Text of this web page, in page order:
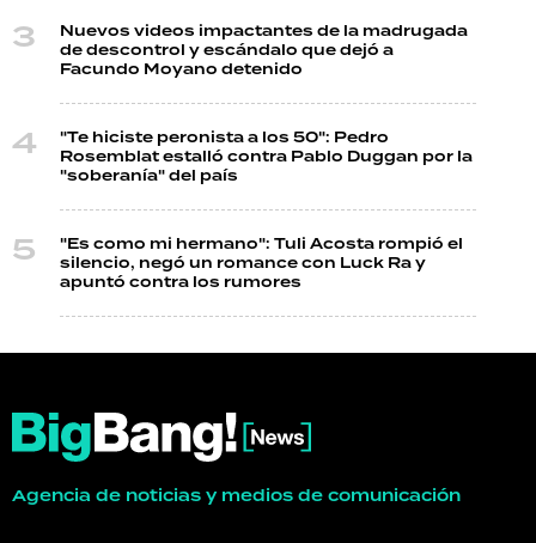
Nuevos videos impactantes de la madrugada
de descontrol y escándalo que dejó a
Facundo Moyano detenido
"Te hiciste peronista a los 50": Pedro
Rosemblat estalló contra Pablo Duggan por la
"soberanía" del país
"Es como mi hermano": Tuli Acosta rompió el
silencio, negó un romance con Luck Ra y
apuntó contra los rumores
Agencia de noticias y medios de comunicación